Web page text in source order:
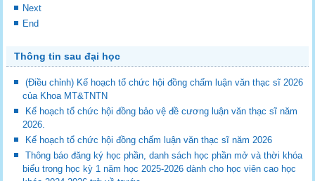
Next
End
Thông tin sau đại học
(Điều chỉnh) Kế hoạch tổ chức hội đồng chấm luận văn thạc sĩ 2026
của Khoa MT&TNTN
Kế hoạch tổ chức hội đồng bảo vệ đề cương luận văn thạc sĩ năm
2026.
Kế hoạch tổ chức hội đồng chấm luận văn thạc sĩ năm 2026
Thông báo đăng ký học phần, danh sách học phần mở và thời khóa
biểu trong học kỳ 1 năm học 2025-2026 dành cho học viên cao học